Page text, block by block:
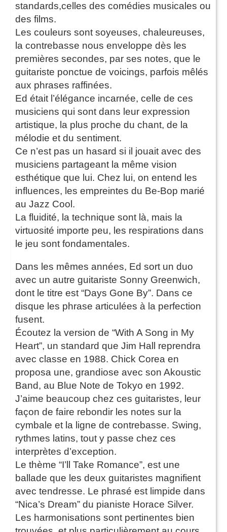
standards,celles des comédies musicales ou
des films.
Les couleurs sont soyeuses, chaleureuses,
la contrebasse nous enveloppe dès les
premières secondes, par ses notes, que le
guitariste ponctue de voicings, parfois mêlés
aux phrases raffinées.
Ed était l’élégance incarnée, celle de ces
musiciens qui sont dans leur expression
artistique, la plus proche du chant, de la
mélodie et du sentiment.
Ce n’est pas un hasard si il jouait avec des
musiciens partageant la même vision
esthétique que lui. Chez lui, on entend les
influences, les empreintes du Be-Bop marié
au Jazz Cool.
La fluidité, la technique sont là, mais la
virtuosité importe peu, les respirations dans
le jeu sont fondamentales.
Dans les mêmes années, Ed sort un duo
avec un autre guitariste Sonny Greenwich,
dont le titre est “Days Gone By”. Dans ce
disque les phrase articulées à la perfection
fusent.
Écoutez la version de “With A Song in My
Heart”, un standard que Jim Hall reprendra
avec classe en 1988. Chick Corea en
proposa une, grandiose avec son Akoustic
Band, au Blue Note de Tokyo en 1992.
J’aime beaucoup chez ces guitaristes, leur
façon de faire rebondir les notes sur la
cymbale et la ligne de contrebasse. Swing,
rythmes latins, tout y passe chez ces
interprètes d’exception.
Le thème “I’ll Take Romance”, est une
ballade que les deux guitaristes magnifient
avec tendresse. Le phrasé est limpide dans
“Nica’s Dream” du pianiste Horace Silver.
Les harmonisations sont pertinentes bien